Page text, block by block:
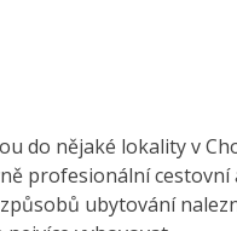
do nějaké lokality v
profesionální
ubytování